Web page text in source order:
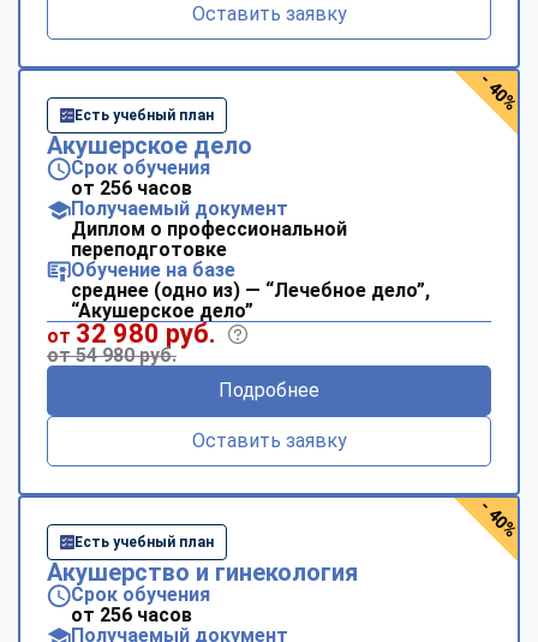
Оставить заявку
Есть учебный план
Акушерское дело
Срок обучения
от 256 часов
Получаемый документ
Диплом о профессиональной
переподготовке
Обучение на базе
среднее (одно из) — “Лечебное дело”,
“Акушерское дело”
от 32 980 руб.
от 54 980 руб.
Подробнее
Оставить заявку
- 40%
Есть учебный план
Акушерство и гинекология
Срок обучения
от 256 часов
Получаемый документ
- 40%